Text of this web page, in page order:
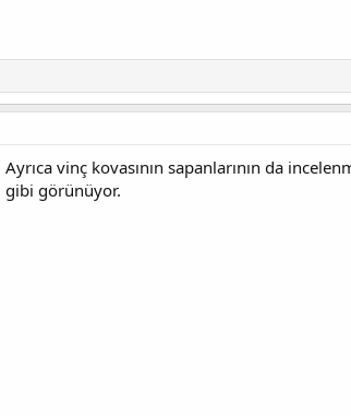
Ayrıca vinç kovasının sapanlarının da
gibi görünüyor.